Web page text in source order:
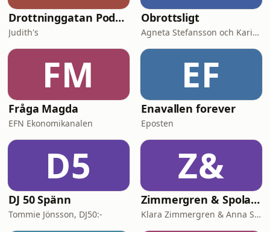
Drottninggatan Podcast
Judith's
Obrottsligt
Agneta Stefansson och Karin Alfredsson
FM
Fråga Magda
EFN Ekonomikanalen
EF
Enavallen forever
Eposten
D5
DJ 50 Spänn
Tommie Jönsson, DJ50:-
Z&
Zimmergren & Spolander
Klara Zimmergren & Anna Spolander